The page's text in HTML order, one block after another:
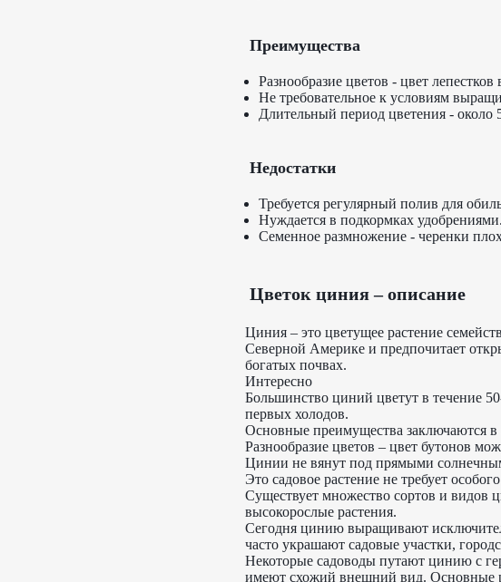
Преимущества
Разнообразие цветов - цвет
Не требовательное к условиям
Длительный период цветения - около
Недостатки
Требуется регулярный полив для
Нуждается в подкормках удобрениями.
Семенное размножение - черенки
Цветок циния – описание
Циния – это цветущее растение
Северной Америке и предпочитает
богатых почвах.
Интересно
Большинство циний цветут в течение
первых холодов.
Основные преимущества заключаются
Разнообразие цветов – цвет бутонов
Цинии не вянут под прямыми
Это садовое растение не требует
Существует множество сортов и видов
высокорослые растения.
Сегодня цинию выращивают
часто украшают садовые участки,
Некоторые садоводы путают цинию с
имеют схожий внешний вид. Основные